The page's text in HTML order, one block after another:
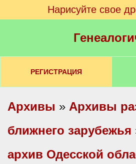
Нарисуйте свое
РЕГИСТРАЦИЯ
Архивы » Архивы
ближнего зарубежья
архив Одесской